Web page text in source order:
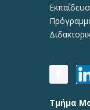
Τμήμα